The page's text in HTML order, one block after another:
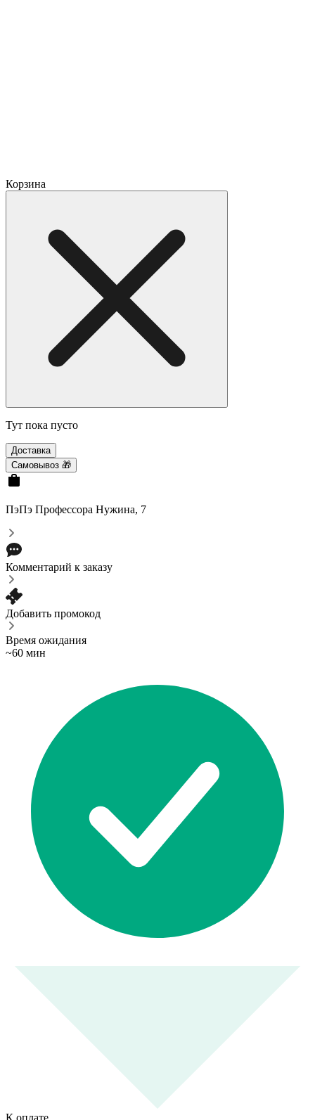
Корзина
Тут пока пусто
Доставка
Самовывоз 🎁
ПэПэ Профессора Нужина, 7
Комментарий к заказу
Добавить промокод
Время ожидания
~60 мин
К оплате